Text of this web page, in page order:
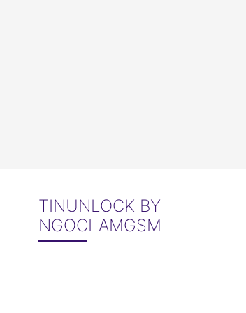
TINUNLOCK BY
NGOCLAMGSM